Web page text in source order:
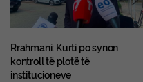
Rrahmani: Kurti po synon
kontroll të plotë të
institucioneve